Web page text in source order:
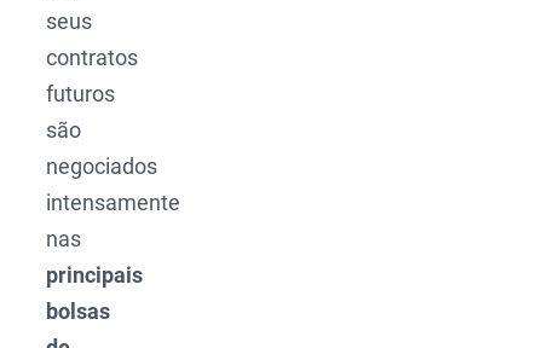
seus
contratos
futuros
são
negociados
intensamente
nas
principais
bolsas